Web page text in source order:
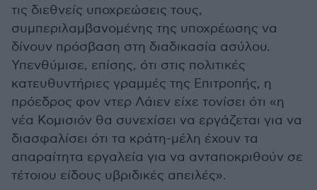
τις διεθνείς υποχρεώσεις τους,
συμπεριλαμβανομένης της υποχρέωσης να
δίνουν πρόσβαση στη διαδικασία ασύλου.
Υπενθύμισε, επίσης, ότι στις πολιτικές
κατευθυντήριες γραμμές της Επιτροπής, η
πρόεδρος φον ντερ Λάιεν είχε τονίσει ότι «η
νέα Κομισιόν θα συνεχίσει να εργάζεται για να
διασφαλίσει ότι τα κράτη-μέλη έχουν τα
απαραίτητα εργαλεία για να ανταποκριθούν σε
τέτοιου είδους υβριδικές απειλές».